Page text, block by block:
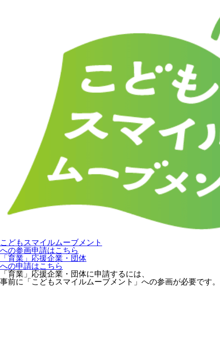
こどもスマイルムーブメント
への参画申請はこちら
「育業」応援企業・団体
への申請はこちら
「育業」応援企業・団体に申請するには、
事前に「こどもスマイルムーブメント」への参画が必要です。